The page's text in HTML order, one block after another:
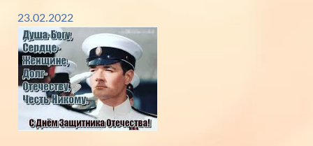
23.02.2022